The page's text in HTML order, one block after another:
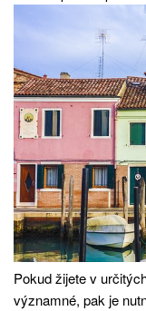
Pokud žijete v
významné, pak je